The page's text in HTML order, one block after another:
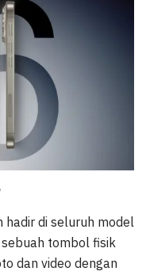
hadir di seluruh model
tombol fisik
dan video dengan